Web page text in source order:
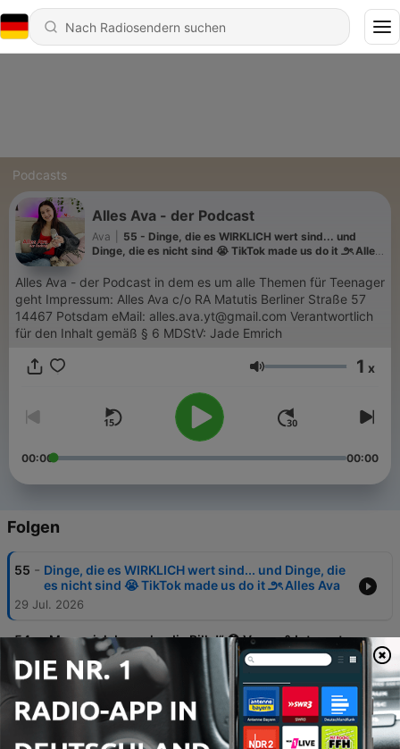
Podcasts
Alles Ava - der Podcast
Ava
55 - Dinge, die es WIRKLICH wert sind... und
Dinge, die es nicht sind 😭 TikTok made us do it ౨ৎ Alles
Alles Ava - der Podcast in dem es um alle Themen für Teenager
geht Impressum: Alles Ava c/o RA Matutis Berliner Straße 57
14467 Potsdam eMail: alles.ava.yt@gmail.com Verantwortlich
für den Inhalt gemäß § 6 MDStV: Jade Emrich
Lautstärke 1 x
00:00 00:00
Folgen
55 - Dinge, die es WIRKLICH wert sind... und Dinge, die
es nicht sind 😭 TikTok made us do it ౨ৎ Alles Ava
29 Jul. 2026
54 - „Mama, ich brauche die Pille!“ 😳 Vapen & Internet-
Treffen 🤫 Was ihr eure Mom nie fragen würdet ౨ৎ
Alles Ava der Podcast
22 Jul. 2026
53 - Body Count, Rauchen, Lesbisch sein? 🤫 Dinge,
die ihr euch nicht traut eure Mom zu fragen!